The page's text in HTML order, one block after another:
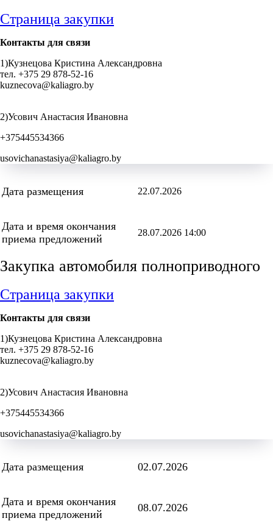
Страница закупки
Контакты для связи
1)Кузнецова Кристина Александровна
тел. +375 29 878-52-16
kuznecova@kaliagro.by
2)Усович Анастасия Ивановна
+375445534366
usovichanastasiya@kaliagro.by
Дата размещения 22.07.2026
Дата и время окончания
приема предложений
28.07.2026 14:00
Закупка автомобиля полноприводного
Страница закупки
Контакты для связи
1)Кузнецова Кристина Александровна
тел. +375 29 878-52-16
kuznecova@kaliagro.by
2)Усович Анастасия Ивановна
+375445534366
usovichanastasiya@kaliagro.by
Дата размещения 02.07.2026
Дата и время окончания
приема предложений
08.07.2026